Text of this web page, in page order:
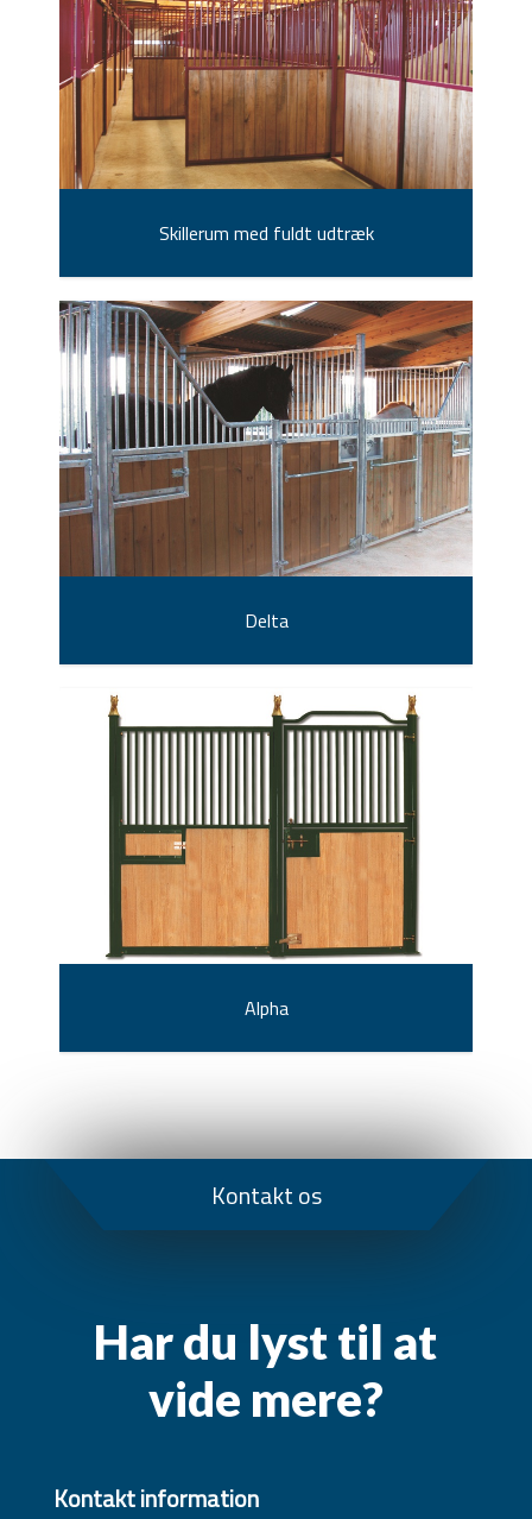
Skillerum med fuldt udtræk
Delta
Alpha
Kontakt os
Har du lyst til at
vide mere?
Kontakt information